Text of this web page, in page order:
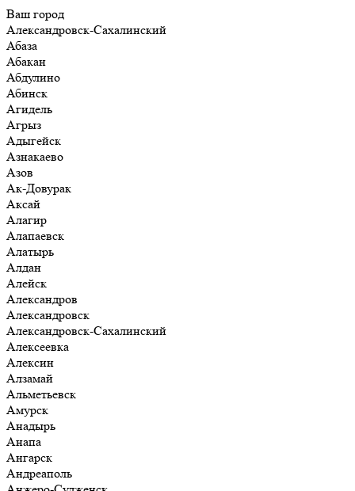
Ваш город
Александровск-Сахалинский
Абаза
Абакан
Абдулино
Абинск
Агидель
Агрыз
Адыгейск
Азнакаево
Азов
Ак-Довурак
Аксай
Алагир
Алапаевск
Алатырь
Алдан
Алейск
Александров
Александровск
Александровск-Сахалинский
Алексеевка
Алексин
Алзамай
Альметьевск
Амурск
Анадырь
Анапа
Ангарск
Андреаполь